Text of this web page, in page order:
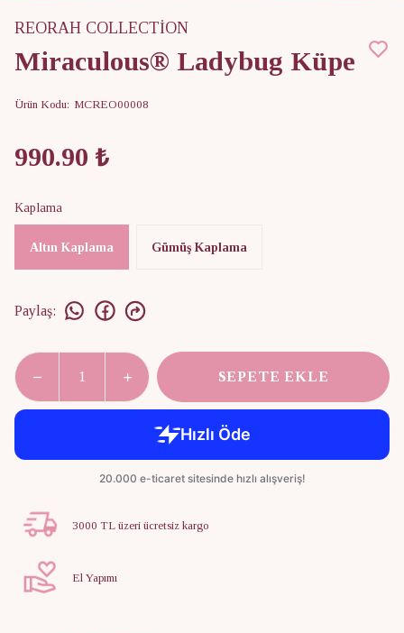
REORAH COLLECTİON
Miraculous® Ladybug Küpe
Ürün Kodu: MCREO00008
990.90 ₺
Kaplama
Altın Kaplama Gümüş Kaplama
Paylaş:
SEPETE EKLE
3000 TL üzeri ücretsiz kargo
El Yapımı